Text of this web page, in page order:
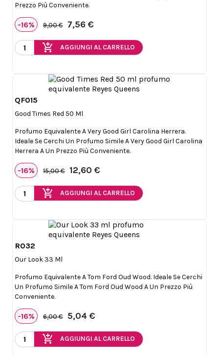
Prezzo Più Conveniente.
-16% 9,00 € 7,56 €
add_shopping_cart AGGIUNGI AL CARRELLO
QF015
Good Times Red 50 Ml
Profumo Equivalente A Very Good Girl Carolina Herrera.
Ideale Se Cerchi Un Profumo Simile A Very Good Girl Carolina
Herrera A Un Prezzo Più Conveniente.
-16% 15,00 € 12,60 €
add_shopping_cart AGGIUNGI AL CARRELLO
R032
Our Look 33 Ml
Profumo Equivalente A Tom Ford Oud Wood. Ideale Se Cerchi
Un Profumo Simile A Tom Ford Oud Wood A Un Prezzo Più
Conveniente.
-16% 6,00 € 5,04 €
add_shopping_cart AGGIUNGI AL CARRELLO